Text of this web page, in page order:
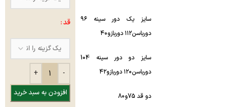
سایز یک دور سینه ۹۶
دورباسن۱۱۲ دوربازو۴۰
سایز دو دور سینه 104
دورباسن۱۲۰ دوربازو۴۲
دو قد 75و80
قد
افزودن به سبد خرید